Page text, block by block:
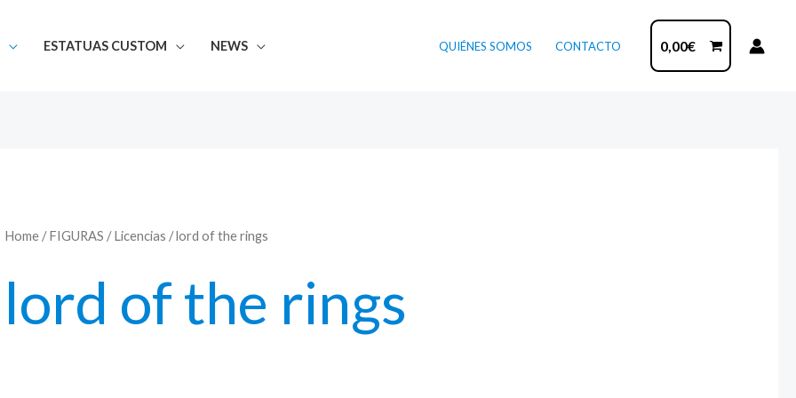
ESTATUAS CUSTOM NEWS QUIÉNES SOMOS CONTACTO 0,00€
Home/FIGURAS /Licencias / lord of the rings
lord of the rings